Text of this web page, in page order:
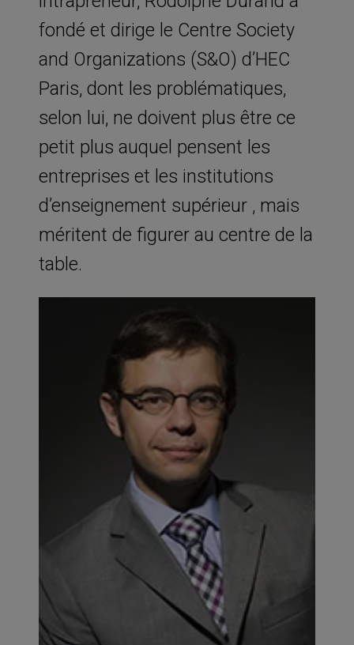
fondé et dirige le Centre Society
and Organizations (S&O) d’HEC
Paris, dont les problématiques,
selon lui, ne doivent plus être ce
petit plus auquel pensent les
entreprises et les institutions
d’enseignement supérieur , mais
méritent de figurer au centre de la
table.